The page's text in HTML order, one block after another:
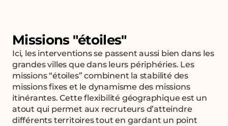
Missions "étoiles"
Ici, les interventions se passent aussi bien dans les
grandes villes que dans leurs périphéries. Les
missions “étoiles” combinent la stabilité des
missions fixes et le dynamisme des missions
itinérantes. Cette flexibilité géographique est un
atout qui permet aux recruteurs d’atteindre
différents territoires tout en gardant un point